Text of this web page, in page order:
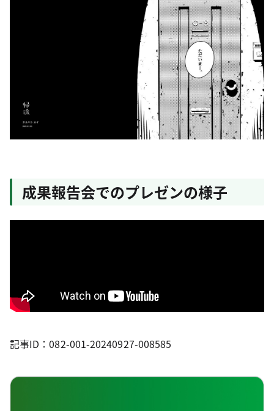
成果報告会でのプレゼンの様子
記事ID：082-001-20240927-008585